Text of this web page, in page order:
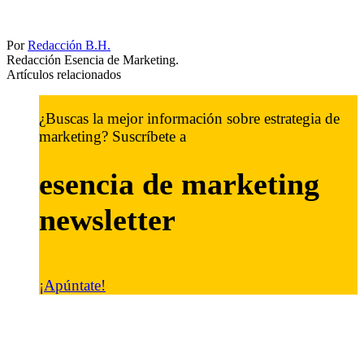
PorRedacción B.H.
Redacción Esencia de Marketing.
Artículos relacionados
¿Buscas la mejor información sobre estrategia de
marketing? Suscríbete a
esencia de marketing
newsletter
¡Apúntate!